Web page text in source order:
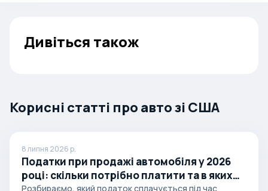
Дивіться також
Корисні статті про авто зі США
8 липня 2026 р.
Податки при продажі автомобіля у 2026
році: скільки потрібно платити та в яких
Розбираємо, який податок сплачується під час